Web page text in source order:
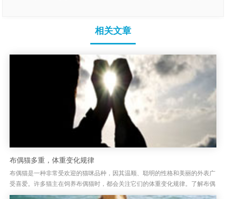
相关文章
布偶猫多重，体重变化规律
布偶猫是一种非常受欢迎的猫咪品种，因其温顺、聪明的性格和美丽的外表广
受喜爱。许多猫主在饲养布偶猫时，都会关注它们的体重变化规律。了解布偶
猫的体重发展规律，不仅有助于评估其健康状况，还能帮助主人做好日常...